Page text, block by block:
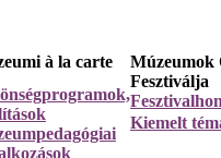
à la carte
Múzeumok
Fesztiválja
Kiemelt